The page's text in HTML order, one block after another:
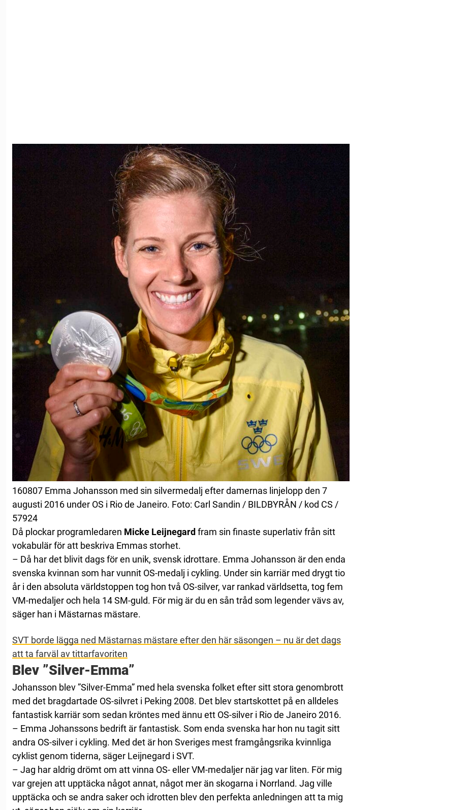
160807 Emma Johansson med sin silvermedalj efter damernas linjelopp den 7
augusti 2016 under OS i Rio de Janeiro. Foto: Carl Sandin / BILDBYRÅN / kod CS /
57924
Då plockar programledaren Micke Leijnegard fram sin finaste superlativ från sitt
vokabulär för att beskriva Emmas storhet.
– Då har det blivit dags för en unik, svensk idrottare. Emma Johansson är den enda
svenska kvinnan som har vunnit OS-medalj i cykling. Under sin karriär med drygt tio
år i den absoluta världstoppen tog hon två OS-silver, var rankad världsetta, tog fem
VM-medaljer och hela 14 SM-guld. För mig är du en sån tråd som legender vävs av,
säger han i Mästarnas mästare.
SVT borde lägga ned Mästarnas mästare efter den här säsongen – nu är det dags
att ta farväl av tittarfavoriten
Blev ”Silver-Emma”
Johansson blev ”Silver-Emma” med hela svenska folket efter sitt stora genombrott
med det bragdartade OS-silvret i Peking 2008. Det blev startskottet på en alldeles
fantastisk karriär som sedan kröntes med ännu ett OS-silver i Rio de Janeiro 2016.
– Emma Johanssons bedrift är fantastisk. Som enda svenska har hon nu tagit sitt
andra OS-silver i cykling. Med det är hon Sveriges mest framgångsrika kvinnliga
cyklist genom tiderna, säger Leijnegard i SVT.
– Jag har aldrig drömt om att vinna OS- eller VM-medaljer när jag var liten. För mig
var grejen att upptäcka något annat, något mer än skogarna i Norrland. Jag ville
upptäcka och se andra saker och idrotten blev den perfekta anledningen att ta mig